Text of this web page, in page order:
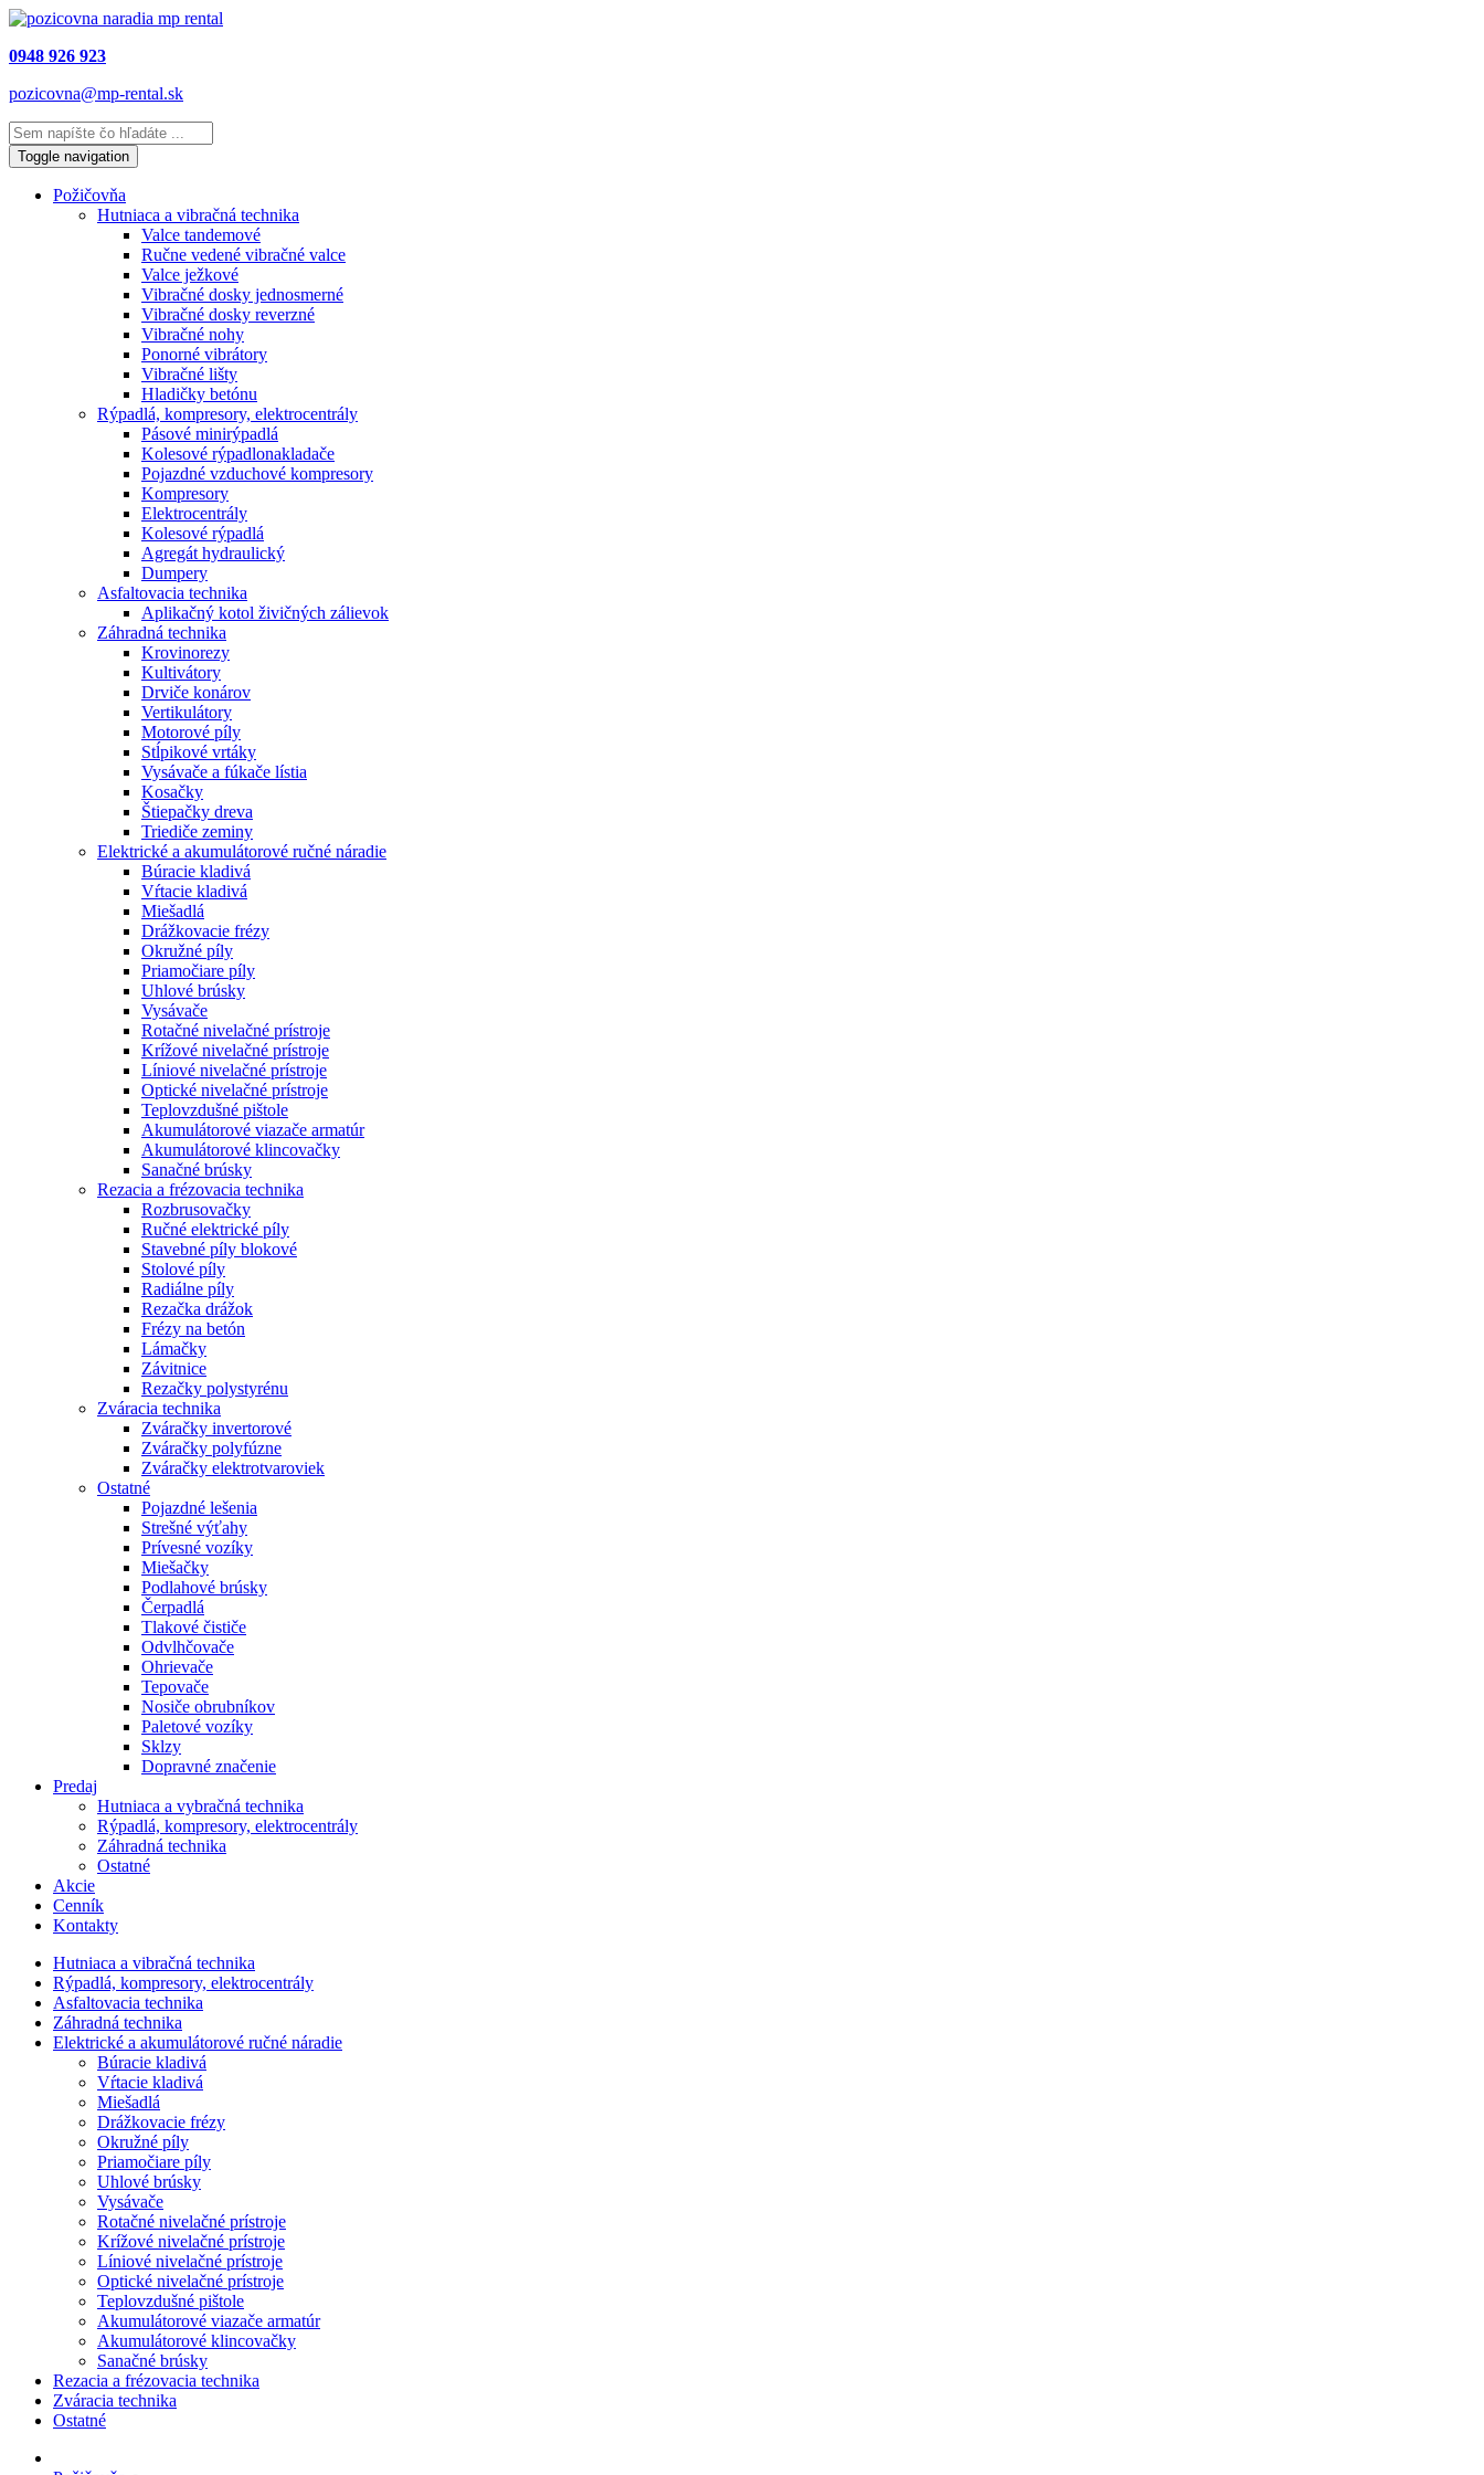
0948 926 923
pozicovna@mp-rental.sk
Toggle navigation
Požičovňa
Hutniaca a vibračná technika
Valce tandemové
Ručne vedené vibračné valce
Valce ježkové
Vibračné dosky jednosmerné
Vibračné dosky reverzné
Vibračné nohy
Ponorné vibrátory
Vibračné lišty
Hladičky betónu
Rýpadlá, kompresory, elektrocentrály
Pásové minirýpadlá
Kolesové rýpadlonakladače
Pojazdné vzduchové kompresory
Kompresory
Elektrocentrály
Kolesové rýpadlá
Agregát hydraulický
Dumpery
Asfaltovacia technika
Aplikačný kotol živičných zálievok
Záhradná technika
Krovinorezy
Kultivátory
Drviče konárov
Vertikulátory
Motorové píly
Stĺpikové vrtáky
Vysávače a fúkače lístia
Kosačky
Štiepačky dreva
Triediče zeminy
Elektrické a akumulátorové ručné náradie
Búracie kladivá
Vŕtacie kladivá
Miešadlá
Drážkovacie frézy
Okružné píly
Priamočiare píly
Uhlové brúsky
Vysávače
Rotačné nivelačné prístroje
Krížové nivelačné prístroje
Líniové nivelačné prístroje
Optické nivelačné prístroje
Teplovzdušné pištole
Akumulátorové viazače armatúr
Akumulátorové klincovačky
Sanačné brúsky
Rezacia a frézovacia technika
Rozbrusovačky
Ručné elektrické píly
Stavebné píly blokové
Stolové píly
Radiálne píly
Rezačka drážok
Frézy na betón
Lámačky
Závitnice
Rezačky polystyrénu
Zváracia technika
Zváračky invertorové
Zváračky polyfúzne
Zváračky elektrotvaroviek
Ostatné
Pojazdné lešenia
Strešné výťahy
Prívesné vozíky
Miešačky
Podlahové brúsky
Čerpadlá
Tlakové čističe
Odvlhčovače
Ohrievače
Tepovače
Nosiče obrubníkov
Paletové vozíky
Sklzy
Dopravné značenie
Predaj
Hutniaca a vybračná technika
Rýpadlá, kompresory, elektrocentrály
Záhradná technika
Ostatné
Akcie
Cenník
Kontakty
Hutniaca a vibračná technika
Rýpadlá, kompresory, elektrocentrály
Asfaltovacia technika
Záhradná technika
Elektrické a akumulátorové ručné náradie
Búracie kladivá
Vŕtacie kladivá
Miešadlá
Drážkovacie frézy
Okružné píly
Priamočiare píly
Uhlové brúsky
Vysávače
Rotačné nivelačné prístroje
Krížové nivelačné prístroje
Líniové nivelačné prístroje
Optické nivelačné prístroje
Teplovzdušné pištole
Akumulátorové viazače armatúr
Akumulátorové klincovačky
Sanačné brúsky
Rezacia a frézovacia technika
Zváracia technika
Ostatné